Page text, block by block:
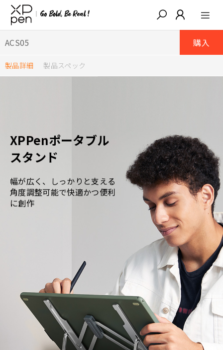
ACS05
製品詳細 製品スペック
購入
XPPenポータブル
スタンド
幅が広く、しっかりと支える
角度調整可能で快適かつ便利
に創作